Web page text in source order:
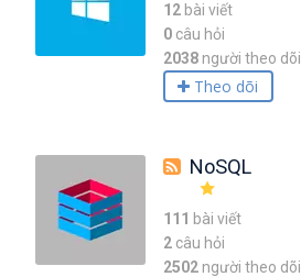
12bài viết
0câu hỏi
2038 người theo dõi
Theo dõi
NoSQL
111 bài viết
2câu hỏi
2502 người theo dõi